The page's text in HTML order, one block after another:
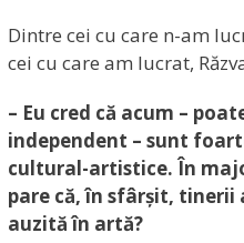
Dintre cei cu care n-am
cei cu care am lucrat,
– Eu cred că acum –
independent – sunt
cultural-artistice. În
pare că, în sfârșit, tinerii
auzită în artă?